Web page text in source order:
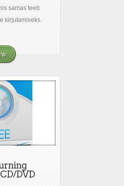
samas teeb
kirjutamiseks.
DVD